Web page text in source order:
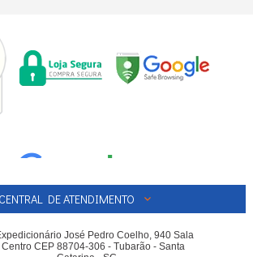
CENTRAL DE ATENDIMENTO
José Pedro Coelho, 940 Sala
Centro CEP 88704-306 - Tubarão - Santa